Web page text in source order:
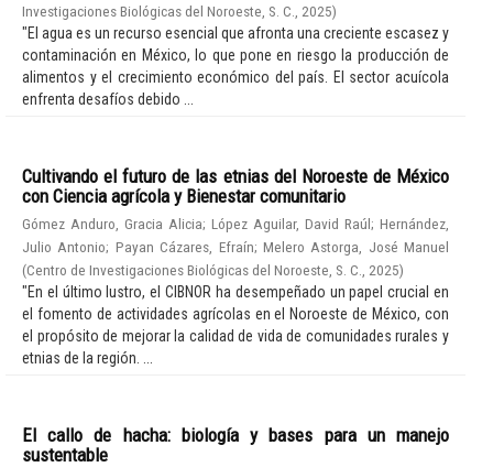
Investigaciones Biológicas del Noroeste, S. C.
2025)
"El agua es un recurso esencial que afronta una creciente escasez y
contaminación en México, lo que pone en riesgo la producción de
alimentos y el crecimiento económico del país. El sector acuícola
enfrenta desafíos debido ...
Cultivando el futuro de las etnias del Noroeste de México
con Ciencia agrícola y Bienestar comunitario
Gómez Anduro, Gracia Alicia; López Aguilar, David Raúl; Hernández,
Julio Antonio; Payan Cázares, Efraín; Melero Astorga, José Manuel
(Centro de Investigaciones Biológicas del Noroeste, S. C. 2025)
"En el último lustro, el CIBNOR ha desempeñado un papel crucial en
el fomento de actividades agrícolas en el Noroeste de México, con
el propósito de mejorar la calidad de vida de comunidades rurales y
etnias de la región. ...
El callo de hacha: biología y bases para un manejo
sustentable